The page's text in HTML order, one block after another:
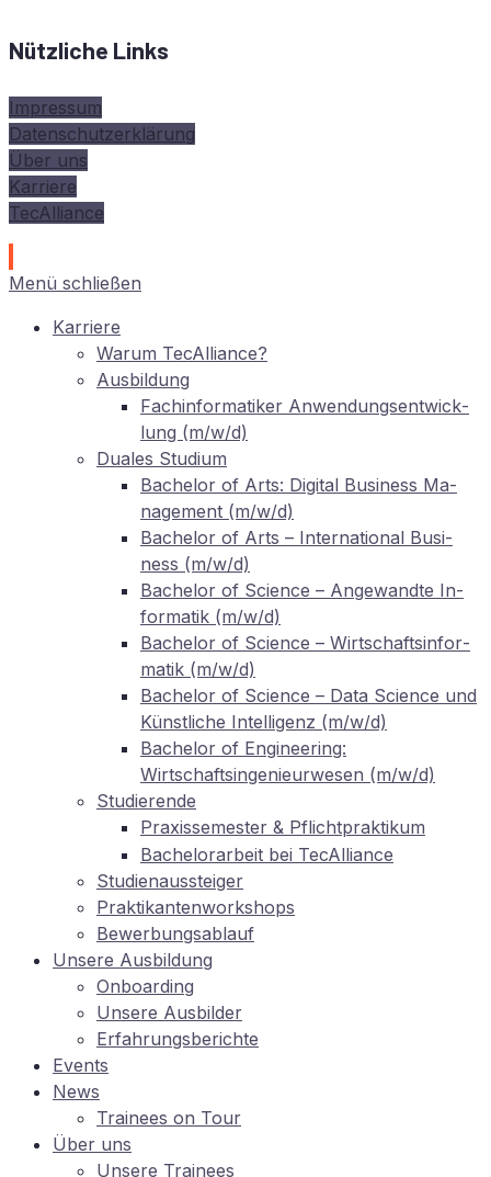
Nützliche Links
Impressum
Datenschutzerklärung
Über uns
Karriere
TecAlliance
Menü schließen
Kar­rie­re
War­um TecAlliance?
Aus­bil­dung
Fach­in­for­ma­ti­ker An­wen­dungs­ent­wick­
lung (m/w/d)
Dua­les Studium
Ba­che­lor of Arts: Di­gi­tal Busi­ness Ma­
nage­ment (m/w/d)
Ba­che­lor of Arts – In­ter­na­tio­nal Busi­
ness (m/w/d)
Ba­che­lor of Sci­ence – An­ge­wand­te In­
for­ma­tik (m/w/d)
Ba­che­lor of Sci­ence – Wirt­schafts­in­for­
ma­tik (m/w/d)
Ba­che­lor of Sci­ence – Data Sci­ence und
Künst­li­che In­tel­li­genz (m/w/d)
Ba­che­lor of En­gi­nee­ring:
Wirtschaftsingenieurwesen (m/w/d)
Stu­die­ren­de
Pra­xis­se­mes­ter & Pflichtpraktikum
Ba­che­lor­ar­beit bei TecAlliance
Stu­di­en­aus­stei­ger
Prak­ti­kan­ten­work­shops
Be­wer­bungs­ab­lauf
Un­se­re Ausbildung
On­boar­ding
Un­se­re Ausbilder
Er­fah­rungs­be­rich­te
Events
News
Trai­nees on Tour
Über uns
Un­se­re Trainees